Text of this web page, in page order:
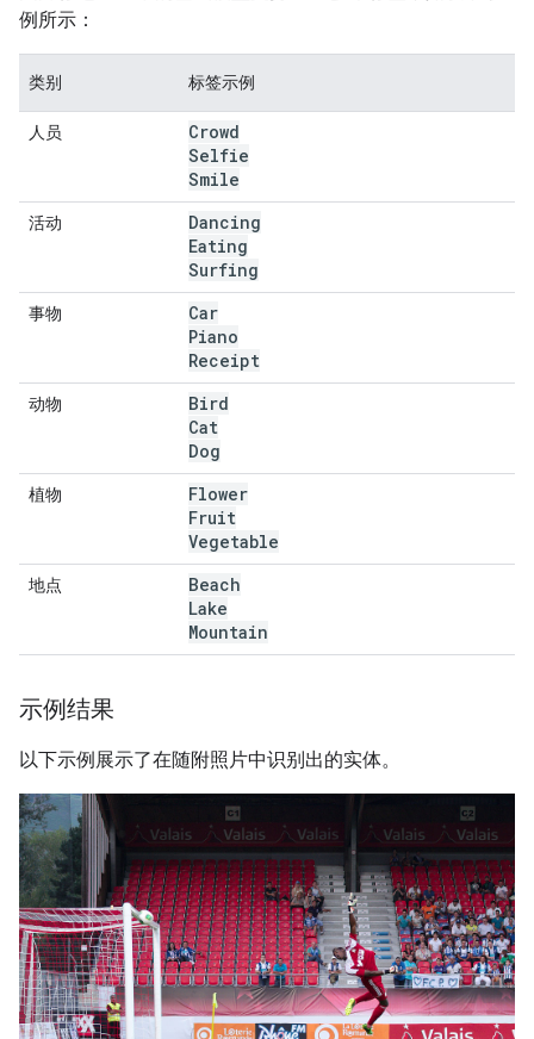
例所示：
类别 标签示例
人员
Crowd
Selfie
Smile
活动
Dancing
Eating
Surfing
事物
Car
Piano
Receipt
动物
Bird
Cat
Dog
植物
Flower
Fruit
Vegetable
地点
Beach
Lake
Mountain
示例结果
以下示例展示了在随附照片中识别出的实体。